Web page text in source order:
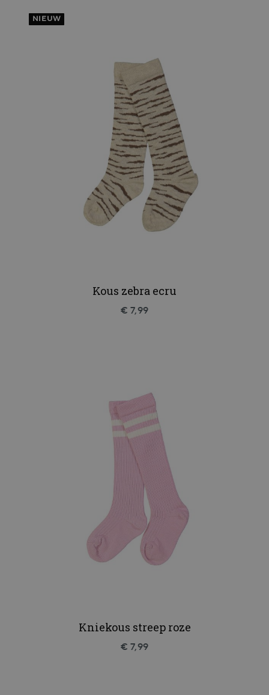
NIEUW
Kous zebra ecru
€ 7,99
Kniekous streep roze
€ 7,99